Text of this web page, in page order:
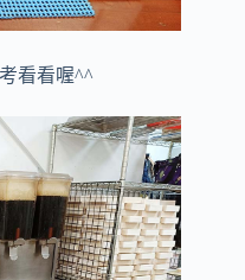
看看喔^^